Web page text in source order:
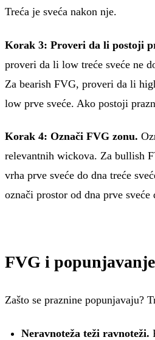
Treća je sveća nakon nje.
Korak 3: Proveri da li postoji
proveri da li low treće sveće ne
Za bearish FVG, proveri da li
low prve sveće. Ako postoji
Korak 4: Označi FVG zonu.
relevantnih wickova. Za bullish
vrha prve sveće do dna treće
označi prostor od dna prve sveće
FVG i
Zašto se praznine popunjavaju?
Neravnoteža teži ravnoteži.